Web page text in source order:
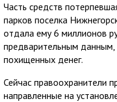
Часть средств
парков поселка
отдала ему 6 миллионов
предварительным данным,
похищенных денег.
Сейчас правоохранители
направленные на